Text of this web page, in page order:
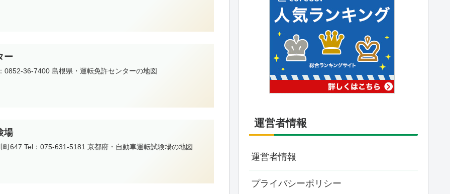
ー
0852-36-7400 島根県・運転免許センターの地図
場
647 Tel：075-631-5181 京都府・自動車運転試験場の地図
運営者情報
運営者情報
プライバシーポリシー